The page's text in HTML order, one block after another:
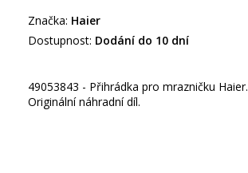
Značka: Haier
Dostupnost: Dodání do 10 dní
49053843 - Přihrádka pro mrazničku Haier.
Originální náhradní díl.